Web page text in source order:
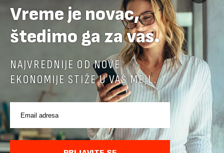
Vreme je novac,
štedimo ga za vas.
NAJVREDNIJE OD NOVE
EKONOMIJE STIŽE U VAŠ MEJL.